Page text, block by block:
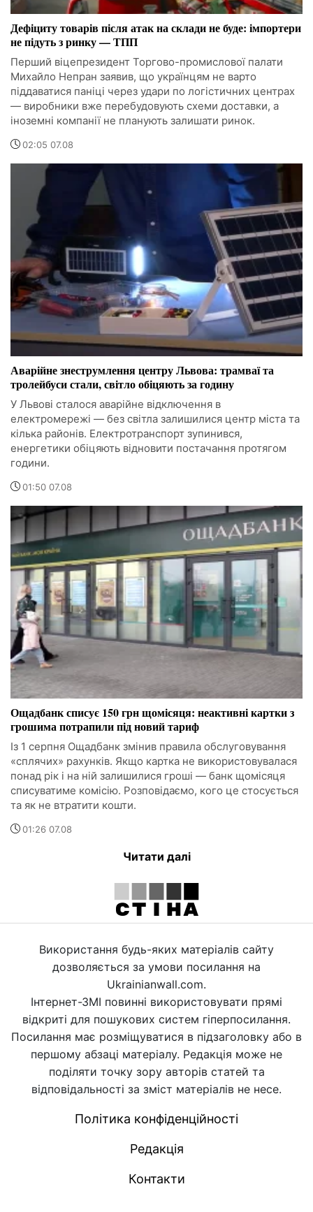
Дефіциту товарів після атак на склади не буде: імпортери
не підуть з ринку — ТПП
Перший віцепрезидент Торгово-промислової палати
Михайло Непран заявив, що українцям не варто
піддаватися паніці через удари по логістичних центрах
— виробники вже перебудовують схеми доставки, а
іноземні компанії не планують залишати ринок.
02:05 07.08
Аварійне знеструмлення центру Львова: трамваї та
тролейбуси стали, світло обіцяють за годину
У Львові сталося аварійне відключення в
електромережі — без світла залишилися центр міста та
кілька районів. Електротранспорт зупинився,
енергетики обіцяють відновити постачання протягом
години.
01:50 07.08
Ощадбанк списує 150 грн щомісяця: неактивні картки з
грошима потрапили під новий тариф
Із 1 серпня Ощадбанк змінив правила обслуговування
«сплячих» рахунків. Якщо картка не використовувалася
понад рік і на ній залишилися гроші — банк щомісяця
списуватиме комісію. Розповідаємо, кого це стосується
та як не втратити кошти.
01:26 07.08
Читати далі
Використання будь-яких матеріалів сайту
дозволяється за умови посилання на
Ukrainianwall.com.
Інтернет-ЗМІ повинні використовувати прямі
відкриті для пошукових систем гіперпосилання.
Посилання має розміщуватися в підзаголовку або в
першому абзаці матеріалу. Редакція може не
поділяти точку зору авторів статей та
відповідальності за зміст матеріалів не несе.
Політика конфіденційності
Редакція
Контакти